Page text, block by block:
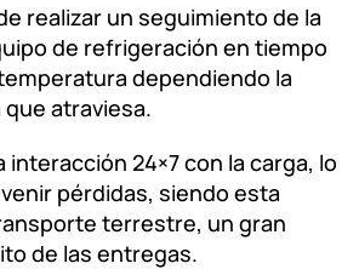
realizar un seguimiento de la
de refrigeración en tiempo
dependiendo la
atraviesa.
interacción 24×7 con la carga, lo
pérdidas, siendo esta
terrestre, un gran
de las entregas.